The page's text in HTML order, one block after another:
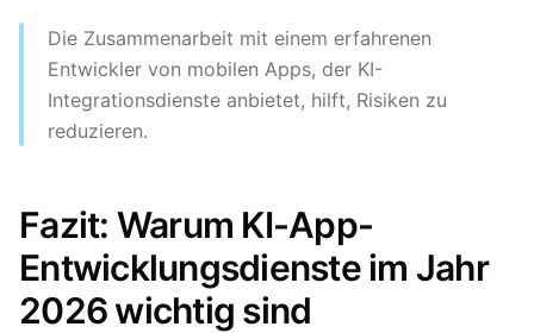
Die Zusammenarbeit mit einem erfahrenen
Entwickler von mobilen Apps, der KI-
Integrationsdienste anbietet, hilft, Risiken zu
reduzieren.
Fazit: Warum KI-App-
Entwicklungsdienste im Jahr
2026 wichtig sind